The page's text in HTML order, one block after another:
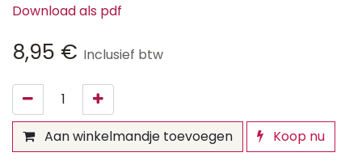
Download als pdf
8,95 € Inclusief btw
Aan winkelmandje toevoegen
Koop nu